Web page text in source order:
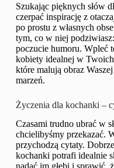
Szukając pięknych słów
czerpać inspirację z
po prostu z własnych
tym, co w niej
poczucie humoru. Wpleć
kobiety idealnej w Twoich
które malują obraz
marzeń.
Życzenia dla kochanki –
Czasami trudno ubrać w
chcielibyśmy przekazać.
przychodzą cytaty.
kochanki potrafi idealnie